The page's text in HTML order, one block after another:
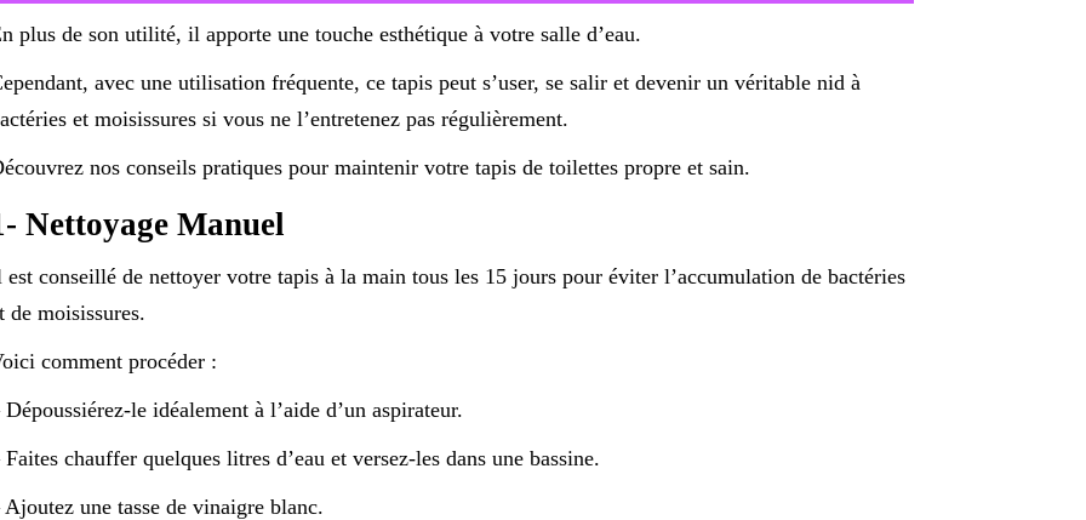
plus de son utilité, il apporte une touche esthétique à votre salle d’eau.
avec une utilisation fréquente, ce tapis peut s’user, se salir et devenir un véritable nid à
et moisissures si vous ne l’entretenez pas régulièrement.
nos conseils pratiques pour maintenir votre tapis de toilettes propre et sain.
Nettoyage Manuel
est conseillé de nettoyer votre tapis à la main tous les 15 jours pour éviter l’accumulation de bactéries
de moisissures.
comment procéder :
Dépoussiérez-le idéalement à l’aide d’un aspirateur.
Faites chauffer quelques litres d’eau et versez-les dans une bassine.
Ajoutez une tasse de vinaigre blanc.